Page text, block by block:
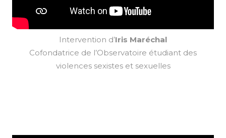
Intervention d’Iris Maréchal
Cofondatrice de l’Observatoire étudiant des
violences sexistes et sexuelles